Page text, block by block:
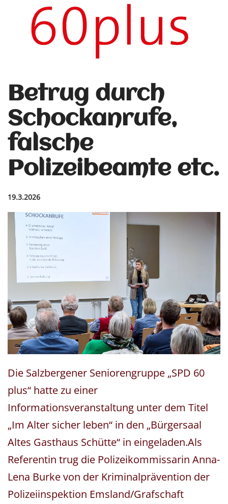
Betrug durch
Schockanrufe,
falsche
Polizeibeamte etc.
19.3.2026
Die Salzbergener Seniorengruppe „SPD 60
plus“ hatte zu einer
Informationsveranstaltung unter dem Titel
„Im Alter sicher leben“ in den „Bürgersaal
Altes Gasthaus Schütte“ in eingeladen.Als
Referentin trug die Polizeikommissarin Anna-
Lena Burke von der Kriminalprävention der
Polizeiinspektion Emsland/Grafschaft